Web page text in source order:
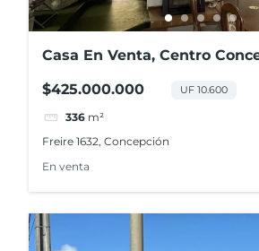
Casa En Venta, Centro
$425.000.000 UF 10.600
336 m²
Freire 1632, Concepción
En venta